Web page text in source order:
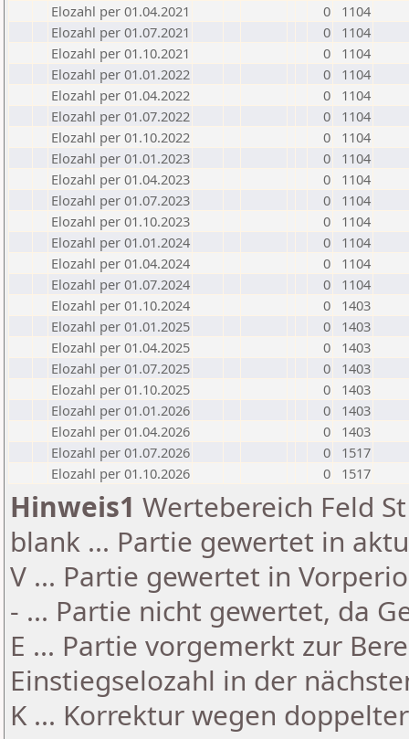
Elozahl per 01.04.2021
0
1104
Elozahl per 01.07.2021
0
1104
Elozahl per 01.10.2021
0
1104
Elozahl per 01.01.2022
0
1104
Elozahl per 01.04.2022
0
1104
Elozahl per 01.07.2022
0
1104
Elozahl per 01.10.2022
0
1104
Elozahl per 01.01.2023
0
1104
Elozahl per 01.04.2023
0
1104
Elozahl per 01.07.2023
0
1104
Elozahl per 01.10.2023
0
1104
Elozahl per 01.01.2024
0
1104
Elozahl per 01.04.2024
0
1104
Elozahl per 01.07.2024
0
1104
Elozahl per 01.10.2024
0
1403
Elozahl per 01.01.2025
0
1403
Elozahl per 01.04.2025
0
1403
Elozahl per 01.07.2025
0
1403
Elozahl per 01.10.2025
0
1403
Elozahl per 01.01.2026
0
1403
Elozahl per 01.04.2026
0
1403
Elozahl per 01.07.2026
0
1517
Elozahl per 01.10.2026
0 1517
Hinweis1 Wertebereich Feld
blank ... Partie gewertet in
V ... Partie gewertet in
- ... Partie nicht gewertet, da
E ... Partie vorgemerkt zur
Einstiegselozahl in der
K ... Korrektur wegen